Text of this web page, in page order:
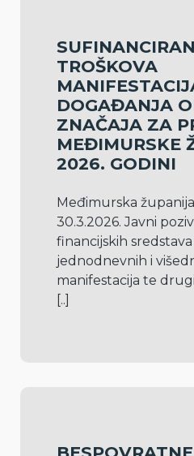
TROŠKOVA
DOGAĐANJA
ZNAČAJA ZA
MEĐIMURSKE
2026. GODINI
Međimurska
30.3.2026. Javni
financijskih
jednodnevnih i
[..]